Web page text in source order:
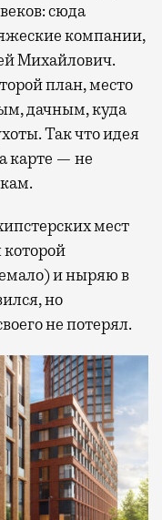
сюда
компании,
Михайлович.
план, место
дачным, куда
Так что идея
карте — не
мест
которой
и ныряю в
но
не потерял.